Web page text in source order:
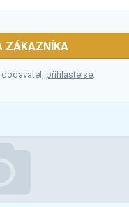
ZÁKAZNÍKA
přihlaste se.